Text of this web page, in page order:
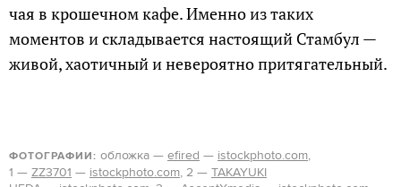
чая в крошечном кафе. Именно из таких
моментов и складывается настоящий Стамбул —
живой, хаотичный и невероятно притягательный.
ФОТОГРАФИИ: обложка — efired — istockphoto.com,
1 — ZZ3701 — istockphoto.com, 2 — TAKAYUKI